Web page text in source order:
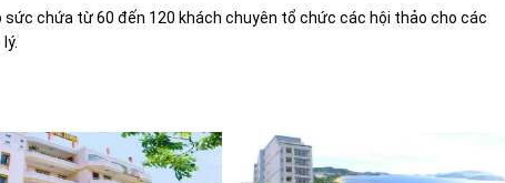
sức chứa từ 60 đến 120 khách chuyên tổ chức các hội thảo cho các